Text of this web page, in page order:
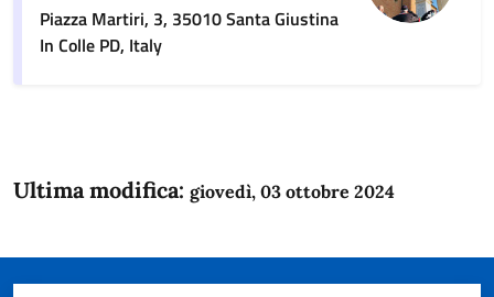
Piazza Martiri, 3, 35010 Santa Giustina
In Colle PD, Italy
Ultima modifica: giovedì, 03 ottobre 2024